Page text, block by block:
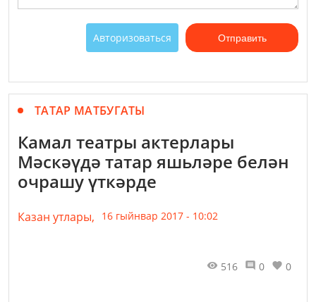
Авторизоваться Отправить
ТАТАР МАТБУГАТЫ
Камал театры актерлары
Мәскәүдә татар яшьләре белән
очрашу үткәрде
Казан утлары, 16 гыйнвар 2017 - 10:02
516 0 0